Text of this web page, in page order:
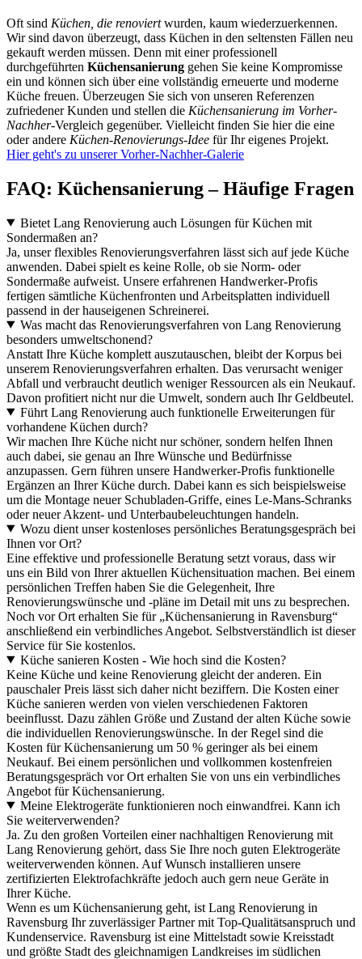
Oft sind Küchen, die renoviertwurden, kaum wiederzuerkennen.
Wir sind davon überzeugt, dass Küchen in den seltensten Fällen neu
gekauft werden müssen. Denn mit einer professionell
durchgeführten Küchensanierung gehen Sie keine Kompromisse
ein und können sich über eine vollständig erneuerte und moderne
Küche freuen. Überzeugen Sie sich von unseren Referenzen
zufriedener Kunden und stellen die Küchensanierung im Vorher-
Nachher-Vergleich gegenüber. Vielleicht finden Sie hier die eine
oder andere Küchen-Renovierungs-Idee für Ihr eigenes Projekt.
Hier geht's zu unserer Vorher-Nachher-Galerie
FAQ: Küchensanierung – Häufige Fragen
Bietet Lang Renovierung auch Lösungen für Küchen mit
Sondermaßen an?
Ja, unser flexibles Renovierungsverfahren lässt sich auf jede Küche
anwenden. Dabei spielt es keine Rolle, ob sie Norm- oder
Sondermaße aufweist. Unsere erfahrenen Handwerker-Profis
fertigen sämtliche Küchenfronten und Arbeitsplatten individuell
passend in der hauseigenen Schreinerei.
Was macht das Renovierungsverfahren von Lang Renovierung
besonders umweltschonend?
Anstatt Ihre Küche komplett auszutauschen, bleibt der Korpus bei
unserem Renovierungsverfahren erhalten. Das verursacht weniger
Abfall und verbraucht deutlich weniger Ressourcen als ein Neukauf.
Davon profitiert nicht nur die Umwelt, sondern auch Ihr Geldbeutel.
Führt Lang Renovierung auch funktionelle Erweiterungen für
vorhandene Küchen durch?
Wir machen Ihre Küche nicht nur schöner, sondern helfen Ihnen
auch dabei, sie genau an Ihre Wünsche und Bedürfnisse
anzupassen. Gern führen unsere Handwerker-Profis funktionelle
Ergänzen an Ihrer Küche durch. Dabei kann es sich beispielsweise
um die Montage neuer Schubladen-Griffe, eines Le-Mans-Schranks
oder neuer Akzent- und Unterbaubeleuchtungen handeln.
Wozu dient unser kostenloses persönliches Beratungsgespräch bei
Ihnen vor Ort?
Eine effektive und professionelle Beratung setzt voraus, dass wir
uns ein Bild von Ihrer aktuellen Küchensituation machen. Bei einem
persönlichen Treffen haben Sie die Gelegenheit, Ihre
Renovierungswünsche und -pläne im Detail mit uns zu besprechen.
Noch vor Ort erhalten Sie für „Küchensanierung in Ravensburg“
anschließend ein verbindliches Angebot. Selbstverständlich ist dieser
Service für Sie kostenlos.
Küche sanieren Kosten - Wie hoch sind die Kosten?
Keine Küche und keine Renovierung gleicht der anderen. Ein
pauschaler Preis lässt sich daher nicht beziffern. Die Kosten einer
Küche sanieren werden von vielen verschiedenen Faktoren
beeinflusst. Dazu zählen Größe und Zustand der alten Küche sowie
die individuellen Renovierungswünsche. In der Regel sind die
Kosten für Küchensanierung um 50 % geringer als bei einem
Neukauf. Bei einem persönlichen und vollkommen kostenfreien
Beratungsgespräch vor Ort erhalten Sie von uns ein verbindliches
Angebot für Küchensanierung.
Meine Elektrogeräte funktionieren noch einwandfrei. Kann ich
Sie weiterverwenden?
Ja. Zu den großen Vorteilen einer nachhaltigen Renovierung mit
Lang Renovierung gehört, dass Sie Ihre noch guten Elektrogeräte
weiterverwenden können. Auf Wunsch installieren unsere
zertifizierten Elektrofachkräfte jedoch auch gern neue Geräte in
Ihrer Küche.
Wenn es um Küchensanierung geht, ist Lang Renovierung in
Ravensburg Ihr zuverlässiger Partner mit Top-Qualitätsanspruch und
Kundenservice. Ravensburg ist eine Mittelstadt sowie Kreisstadt
und größte Stadt des gleichnamigen Landkreises im südlichen